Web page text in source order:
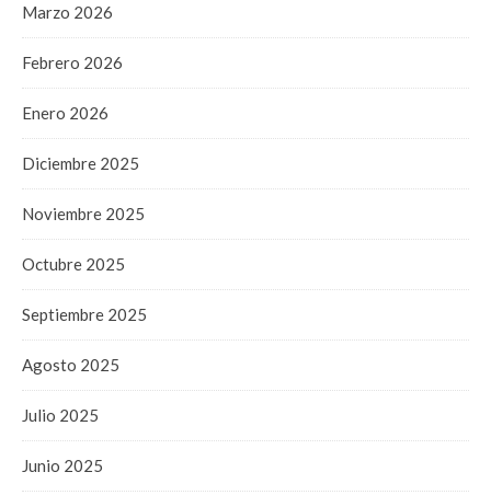
Marzo 2026
Febrero 2026
Enero 2026
Diciembre 2025
Noviembre 2025
Octubre 2025
Septiembre 2025
Agosto 2025
Julio 2025
Junio 2025